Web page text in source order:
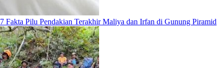
7 Fakta Pilu Pendakian Terakhir Maliya dan Irfan di Gunung Piramid